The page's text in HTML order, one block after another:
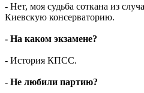
- Нет, моя судьба соткана из
Киевскую консерваторию.
- На каком экзамене?
- История КПСС.
- Не любили партию?